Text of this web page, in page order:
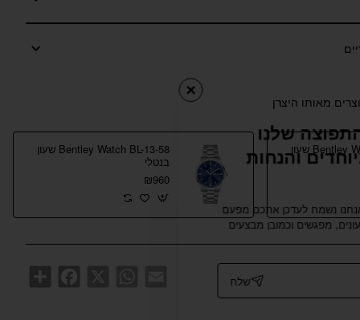
שלנו
והנחות
נשמח לעדכן אתכם מפעם
מפגשים וכמובן מבצעים
שלח
מאותו היצרן
Bentley Watch BL-13-47 שעון
Bentley Watch BL-13-58 שעון
בנטלי
₪960
Share
Facebook